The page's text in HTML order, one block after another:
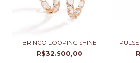
BRINCO LOOPING SHINE
R$32.900,00